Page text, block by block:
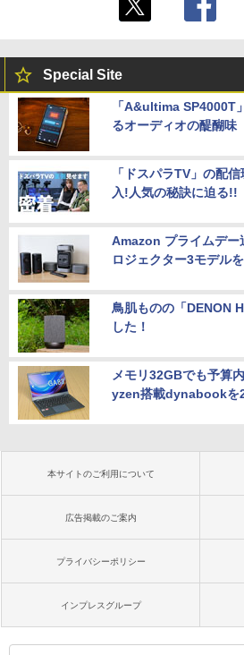
Special Site
「A&ultima SP4000T
るオーディオの醍醐味
「ドスパラTV」の配
入!人気の秘訣に迫る!!
Amazon プライムデ
ロジェクター3モデル
鳥肌ものの「DENON
した！
メモリ32GBでも予算
yzen搭載dynabookを
本サイトのご利用について
広告掲載のご案内
プライバシーポリシー
インプレスグループ